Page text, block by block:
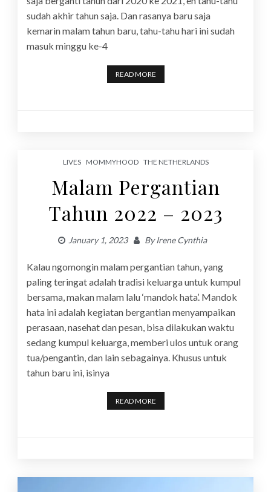
sudah akhir tahun saja. Dan rasanya baru saja
kemarin malam tahun baru, tahu-tahu hari ini sudah
masuk minggu ke-4
READ MORE
LIVES MOMMYHOOD THE NETHERLANDS
Malam Pergantian
Tahun 2022 – 2023
January 1, 2023 ByIrene Cynthia
Kalau ngomongin malam pergantian tahun, yang
paling teringat adalah tradisi keluarga untuk kumpul
bersama, makan malam lalu ‘mandok hata’. Mandok
hata ini adalah kegiatan bergantian menyampaikan
perasaan, nasehat dan pesan, bisa dilakukan waktu
sedang kumpul keluarga, memberi ulos untuk orang
tua/pengantin, dan lain sebagainya. Khusus untuk
tahun baru ini, isinya
READ MORE